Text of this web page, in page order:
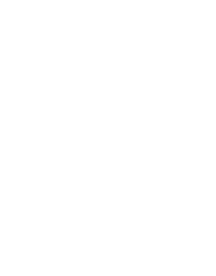
転職